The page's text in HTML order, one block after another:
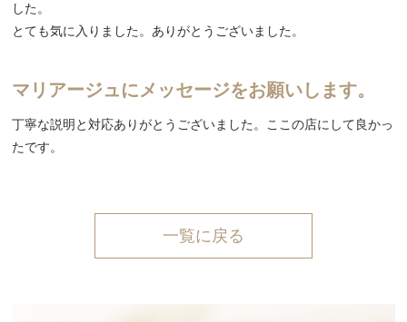
した。
とても気に入りました。ありがとうございました。
マリアージュにメッセージをお願いします。
丁寧な説明と対応ありがとうございました。ここの店にして良かっ
たです。
一覧に戻る